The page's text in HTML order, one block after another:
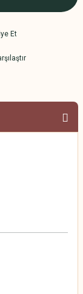
Et